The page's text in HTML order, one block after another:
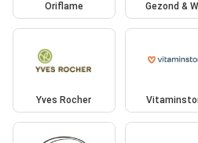
Oriflame Gezond &
Yves Rocher